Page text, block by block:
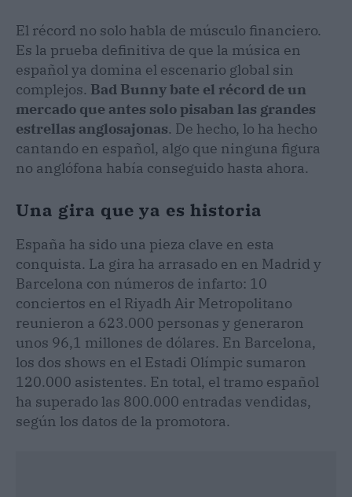
El récord no solo habla de músculo financiero.
Es la prueba definitiva de que la música en
español ya domina el escenario global sin
complejos. Bad Bunny bate el récord de un
mercado que antes solo pisaban las grandes
estrellas anglosajonas. De hecho, lo ha hecho
cantando en español, algo que ninguna figura
no anglófona había conseguido hasta ahora.
Una gira que ya es historia
España ha sido una pieza clave en esta
conquista. La gira ha arrasado en en Madrid y
Barcelona con números de infarto: 10
conciertos en el Riyadh Air Metropolitano
reunieron a 623.000 personas y generaron
unos 96,1 millones de dólares. En Barcelona,
los dos shows en el Estadi Olímpic sumaron
120.000 asistentes. En total, el tramo español
ha superado las 800.000 entradas vendidas,
según los datos de la promotora.